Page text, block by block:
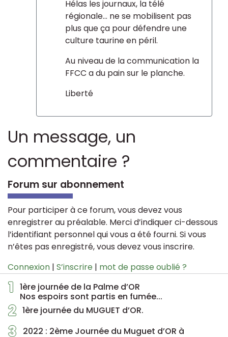
1 1ère journée de la Palme d’OR
Nos espoirs sont partis en fumée...
2 1ère journée du MUGUET d’OR.
3
2022 : 2ème Journée du Muguet d’OR à
Hélas les journaux, la télé
régionale... ne se mobilisent pas
plus que ça pour défendre une
culture taurine en péril.
Au niveau de la communication la
FFCC a du pain sur le planche.
Liberté
Un message, un
commentaire ?
Forum sur abonnement
Pour participer à ce forum, vous devez vous
enregistrer au préalable. Merci d’indiquer ci-dessous
l’identifiant personnel qui vous a été fourni. Si vous
n’êtes pas enregistré, vous devez vous inscrire.
Connexion | S’inscrire | mot de passe oublié ?